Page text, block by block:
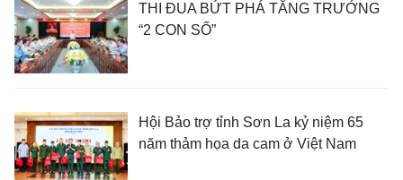
THI ĐUA BỨT PHÁ TĂNG TRƯỞNG
“2 CON SỐ”
Hội Bảo trợ tỉnh Sơn La kỷ niệm 65
năm thảm họa da cam ở Việt Nam